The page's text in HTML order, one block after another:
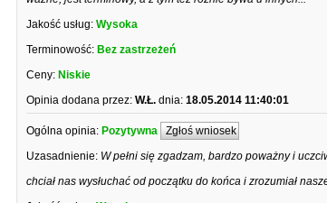
Jakość usług: Wysoka
Terminowość: Bez zastrzeżeń
Ceny: Niskie
Opinia dodana przez: W.Ł. dnia: 18.05.2014 11:40:01
Ogólna opinia: Pozytywna Zgłoś wniosek
Uzasadnienie: W pełni się zgadzam, bardzo poważny i
chciał nas wysłuchać od początku do końca i zrozumiał